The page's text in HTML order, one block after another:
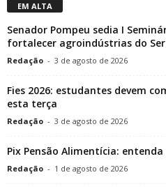
EM ALTA
Senador Pompeu sedia I
fortalecer agroindústrias do
Redação - 3 de agosto de 2026
Fies 2026: estudantes devem
esta terça
Redação - 3 de agosto de 2026
Pix Pensão Alimentícia:
Redação - 1 de agosto de 2026